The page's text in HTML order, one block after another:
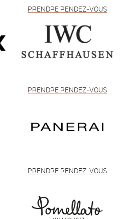
PRENDRE RENDEZ-VOUS
PRENDRE RENDEZ-VOUS
PRENDRE RENDEZ-VOUS